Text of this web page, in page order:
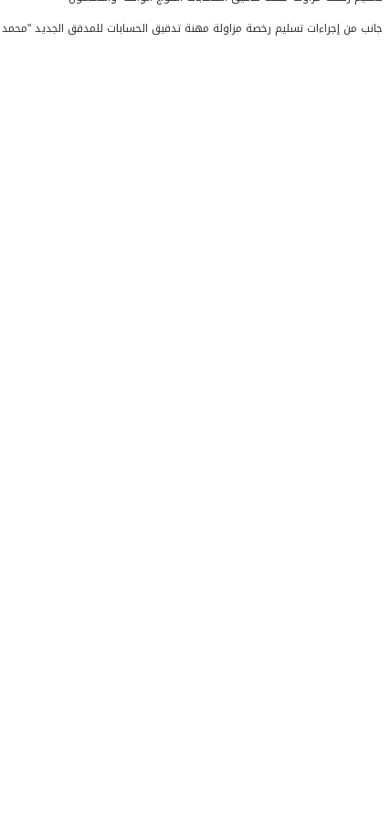
جانب من إجراءات تسليم رخصة مزاولة مهنة تدقيق الحسابات للمدقق الجديد "محمد واصف احمد صالح"، وذلك يوم الأثنين الموافق 03 آذار 2025، وذلك بعد